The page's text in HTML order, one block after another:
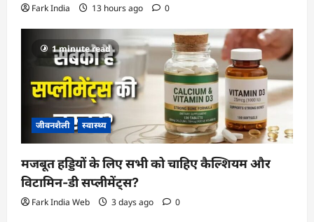
Fark India 13 hours ago 0
1 minute read
जीवनशैली स्वास्थ्य
मजबूत हड्डियों के लिए सभी को चाहिए कैल्शियम और
विटामिन-डी सप्लीमेंट्स?
Fark India Web 3 days ago 0